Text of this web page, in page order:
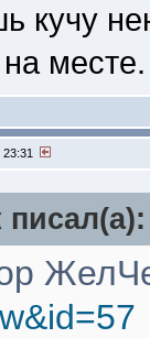
кучу
месте.
23:31